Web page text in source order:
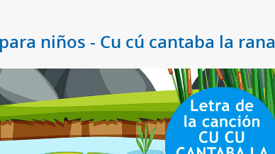
niños - Cu cú cantaba la rana